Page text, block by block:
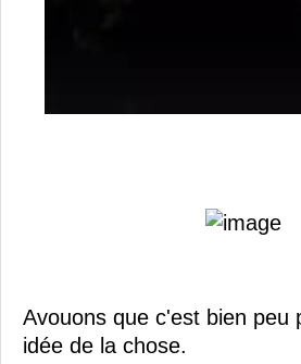
Avouons que c'est bien peu
idée de la chose.